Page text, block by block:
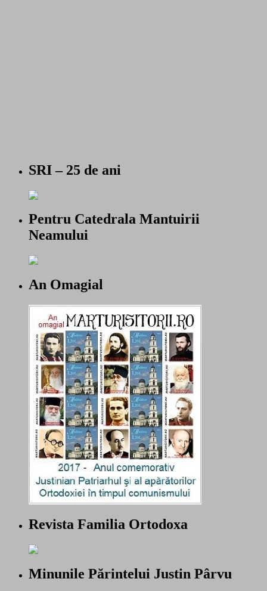
SRI – 25 de ani
Pentru Catedrala Mantuirii
Neamului
An Omagial
Revista Familia Ortodoxa
Minunile Părintelui Justin Pârvu